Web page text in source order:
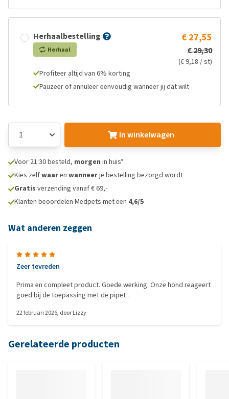
Herhaalbestelling
Herhaal
€ 27,55
€ 29,30
(€ 9,18 / st)
Profiteer altijd van 6% korting
Pauzeer of annuleer eenvoudig wanneer jij dat wilt
In winkelwagen
Voor 21:30 besteld, morgen in huis*
Kies zelfwaaren wanneerje bestelling bezorgd wordt
Gratis verzending vanaf € 69,-
Klanten beoordelen Medpets met een 4,6/5
Wat anderen zeggen
Zeer tevreden
Prima en compleet product. Goede werking. Onze hond reageert
goed bij de toepassing met de pipet .
22 februari 2026, doorLizzy
Gerelateerde producten